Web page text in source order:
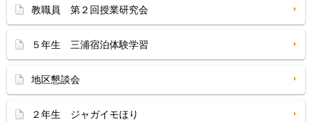
教職員 第２回授業研究会
５年生 三浦宿泊体験学習
地区懇談会
２年生 ジャガイモほり